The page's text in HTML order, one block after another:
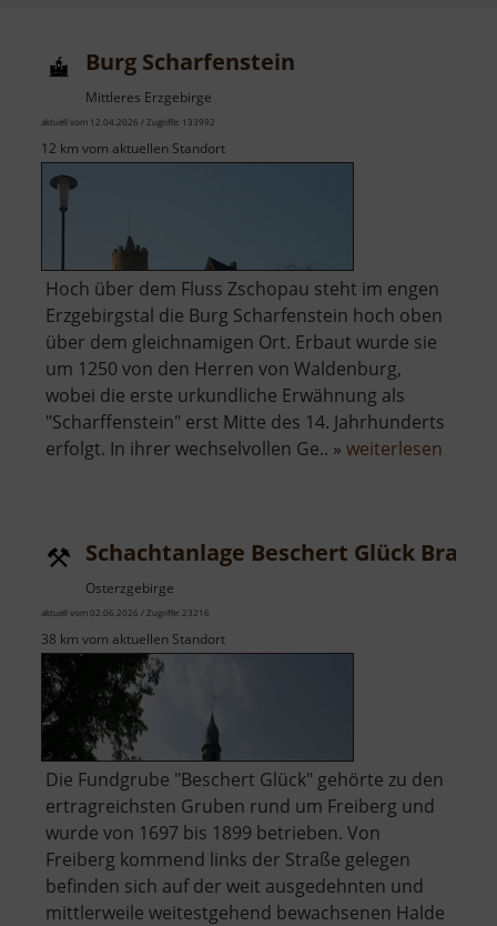
Burg Scharfenstein
Mittleres Erzgebirge
aktuell vom 12.04.2026 / Zugriffe: 133992
12 km vom aktuellen Standort
Hoch über dem Fluss Zschopau steht im engen
Erzgebirgstal die Burg Scharfenstein hoch oben
über dem gleichnamigen Ort. Erbaut wurde sie
um 1250 von den Herren von Waldenburg,
wobei die erste urkundliche Erwähnung als
"Scharffenstein" erst Mitte des 14. Jahrhunderts
erfolgt. In ihrer wechselvollen Ge.. » weiterlesen
Schachtanlage Beschert Glück
Osterzgebirge
aktuell vom 02.06.2026 / Zugriffe: 23216
38 km vom aktuellen Standort
Die Fundgrube "Beschert Glück" gehörte zu den
ertragreichsten Gruben rund um Freiberg und
wurde von 1697 bis 1899 betrieben. Von
Freiberg kommend links der Straße gelegen
befinden sich auf der weit ausgedehnten und
mittlerweile weitestgehend bewachsenen Halde